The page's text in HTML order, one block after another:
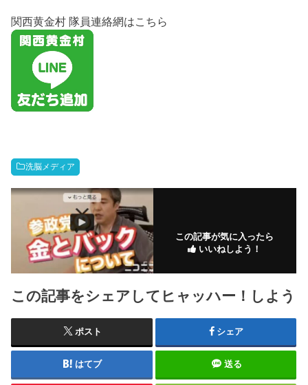
関西黄金村 隊員連絡網はこちら
洗脳メディア
この記事が気に入ったら
いいねしよう！
この記事をシェアしてヒャッハー！しよう
ポスト シェア
はてブ 送る